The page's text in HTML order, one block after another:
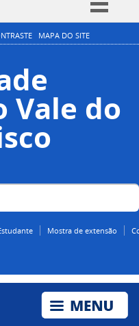
Simplifique!
Participe
Acesso à informação
Legislação
Canais
MAPA DO SITE
Vale do
Mostra de extensão